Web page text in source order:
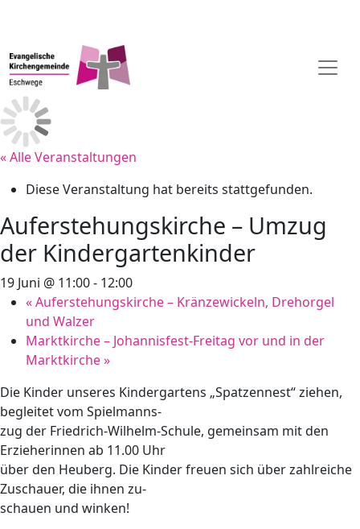
« Alle Veranstaltungen
Diese Veranstaltung hat bereits stattgefunden.
Auferstehungskirche – Umzug
der Kindergartenkinder
19 Juni @ 11:00- 12:00
«Auferstehungskirche – Kränzewickeln, Drehorgel
und Walzer
Marktkirche – Johannisfest-Freitag vor und in der
Marktkirche»
Die Kinder unseres Kindergartens „Spatzennest“ ziehen,
begleitet vom Spielmanns-
zug der Friedrich-Wilhelm-Schule, gemeinsam mit den
Erzieherinnen ab 11.00 Uhr
über den Heuberg. Die Kinder freuen sich über zahlreiche
Zuschauer, die ihnen zu-
schauen und winken!